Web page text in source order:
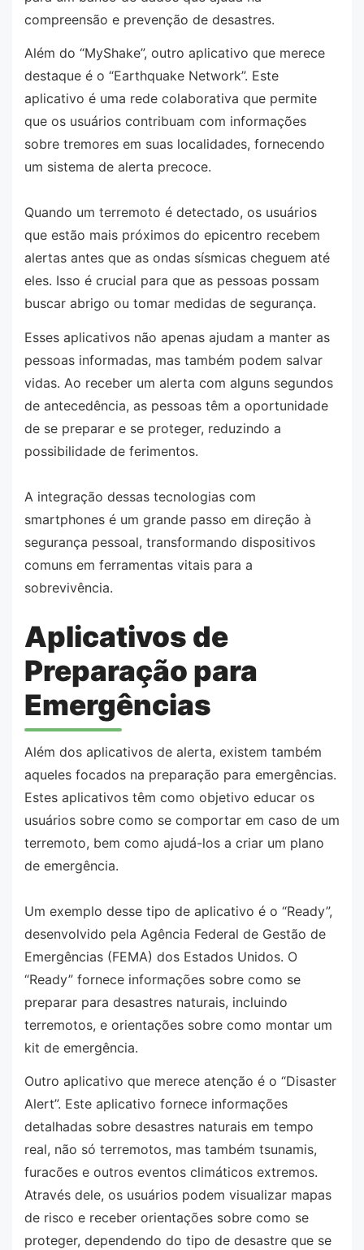
compreensão e prevenção de desastres.
Além do “MyShake”, outro aplicativo que merece
destaque é o “Earthquake Network”. Este
aplicativo é uma rede colaborativa que permite
que os usuários contribuam com informações
sobre tremores em suas localidades, fornecendo
um sistema de alerta precoce.
Quando um terremoto é detectado, os usuários
que estão mais próximos do epicentro recebem
alertas antes que as ondas sísmicas cheguem até
eles. Isso é crucial para que as pessoas possam
buscar abrigo ou tomar medidas de segurança.
Esses aplicativos não apenas ajudam a manter as
pessoas informadas, mas também podem salvar
vidas. Ao receber um alerta com alguns segundos
de antecedência, as pessoas têm a oportunidade
de se preparar e se proteger, reduzindo a
possibilidade de ferimentos.
A integração dessas tecnologias com
smartphones é um grande passo em direção à
segurança pessoal, transformando dispositivos
comuns em ferramentas vitais para a
sobrevivência.
Aplicativos de
Preparação para
Emergências
Além dos aplicativos de alerta, existem também
aqueles focados na preparação para emergências.
Estes aplicativos têm como objetivo educar os
usuários sobre como se comportar em caso de um
terremoto, bem como ajudá-los a criar um plano
de emergência.
Um exemplo desse tipo de aplicativo é o “Ready”,
desenvolvido pela Agência Federal de Gestão de
Emergências (FEMA) dos Estados Unidos. O
“Ready” fornece informações sobre como se
preparar para desastres naturais, incluindo
terremotos, e orientações sobre como montar um
kit de emergência.
Outro aplicativo que merece atenção é o “Disaster
Alert”. Este aplicativo fornece informações
detalhadas sobre desastres naturais em tempo
real, não só terremotos, mas também tsunamis,
furacões e outros eventos climáticos extremos.
Através dele, os usuários podem visualizar mapas
de risco e receber orientações sobre como se
proteger, dependendo do tipo de desastre que se